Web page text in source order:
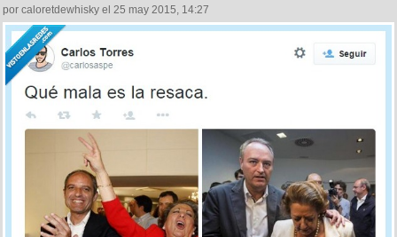
por caloretdewhisky el 25 may 2015, 14:27